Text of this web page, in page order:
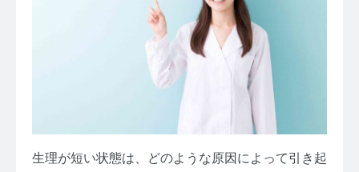
生理が短い状態は、どのような原因によって引き起